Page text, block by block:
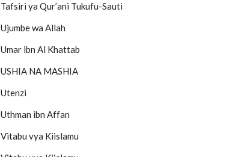
Tafsiri ya Qur’ani Tukufu-Sauti
Ujumbe wa Allah
Umar ibn Al Khattab
USHIA NA MASHIA
Utenzi
Uthman ibn Affan
Vitabu vya Kiislamu